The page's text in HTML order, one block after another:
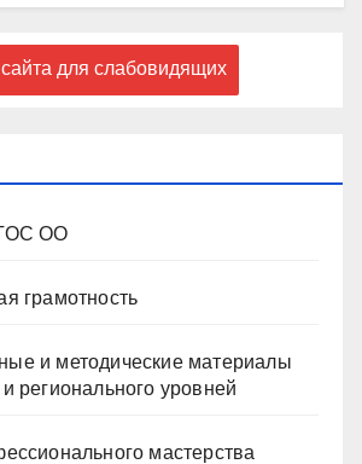
для слабовидящих
ОО
грамотность
и методические материалы
регионального уровней
мастерства